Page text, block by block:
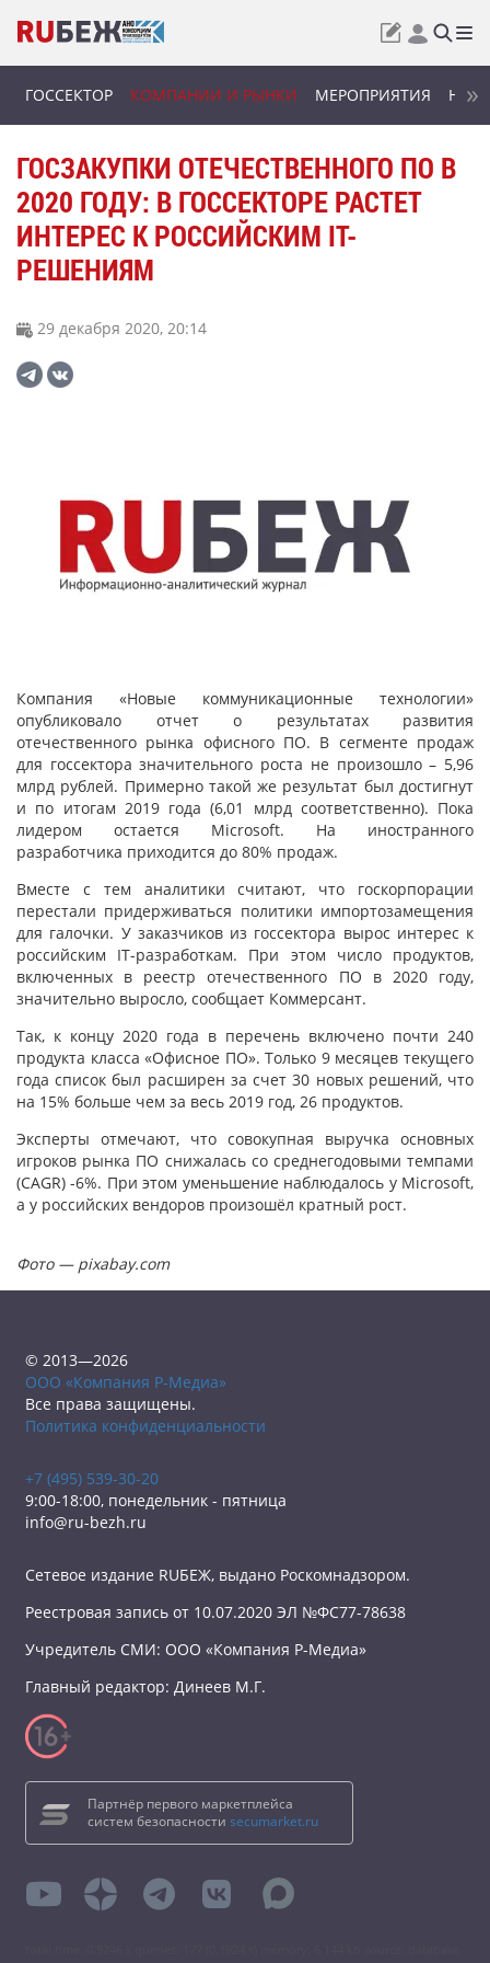
ГОССЕКТОР КОМПАНИИ И РЫНКИ МЕРОПРИЯТИЯ
ГОСЗАКУПКИ ОТЕЧЕСТВЕННОГО ПО В
2020 ГОДУ: В ГОССЕКТОРЕ РАСТЕТ
ИНТЕРЕС К РОССИЙСКИМ IT-
РЕШЕНИЯМ
29 декабря 2020, 20:14
Компания «Новые коммуникационные технологии»
опубликовало отчет о результатах развития
отечественного рынка офисного ПО. В сегменте продаж
для госсектора значительного роста не произошло – 5,96
млрд рублей. Примерно такой же результат был достигнут
и по итогам 2019 года (6,01 млрд соответственно). Пока
лидером остается Microsoft. На иностранного
разработчика приходится до 80% продаж.
Вместе с тем аналитики считают, что госкорпорации
перестали придерживаться политики импортозамещения
для галочки. У заказчиков из госсектора вырос интерес к
российским IT-разработкам. При этом число продуктов,
включенных в реестр отечественного ПО в 2020 году,
значительно выросло, сообщает Коммерсант.
Так, к концу 2020 года в перечень включено почти 240
продукта класса «Офисное ПО». Только 9 месяцев текущего
года список был расширен за счет 30 новых решений, что
на 15% больше чем за весь 2019 год, 26 продуктов.
Эксперты отмечают, что совокупная выручка основных
игроков рынка ПО снижалась со среднегодовыми темпами
(CAGR) -6%. При этом уменьшение наблюдалось у Microsoft,
а у российских вендоров произошёл кратный рост.
Фото — pixabay.com
© 2013—2026
ООО «Компания Р-Медиа»
Все права защищены.
Политика конфиденциальности
+7 (495) 539-30-20
9:00-18:00, понедельник - пятница
info@ru-bezh.ru
Сетевое издание RUБЕЖ, выдано Роскомнадзором.
Реестровая запись от 10.07.2020 ЭЛ №ФС77-78638
Учредитель СМИ: ООО «Компания Р-Медиа»
Главный редактор: Динеев М.Г.
Партнёр первого маркетплейса
систем безопасности secumarket.ru